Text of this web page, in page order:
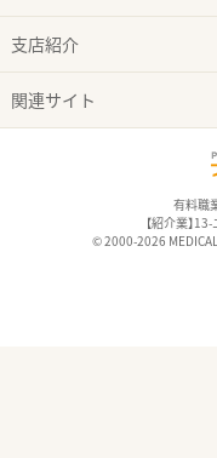
支店紹介
関連サイト
有料職
【紹介業】
© 2000-2026